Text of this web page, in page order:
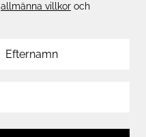
allmänna villkor och